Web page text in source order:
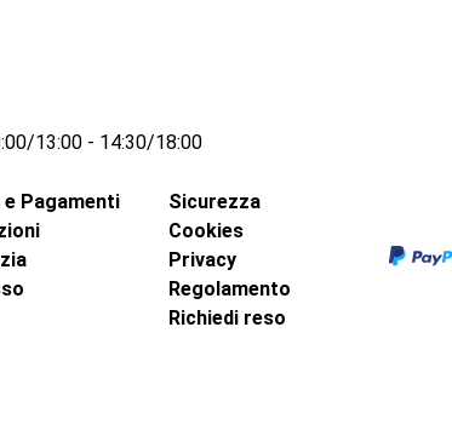
13:00 - 14:30/18:00
e Pagamenti
Sicurezza
Cookies
Privacy
Regolamento
Richiedi reso